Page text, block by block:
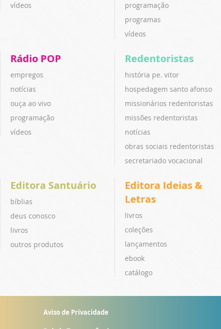
vídeos
programação
programas
vídeos
Rádio POP
empregos
notícias
ouça ao vivo
programação
vídeos
Redentoristas
história pe. vitor
hospedagem santo afonso
missionários redentoristas
missões redentoristas
notícias
obras sociais redentoristas
secretariado vocacional
Editora Santuário
bíblias
deus conosco
livros
outros produtos
Editora Ideias &
Letras
livros
coleções
lançamentos
ebook
catálogo
Aviso de Privacidade